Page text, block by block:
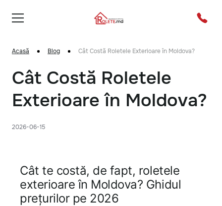
Acasă Blog Cât Costă Roletele Exterioare în Moldova?
Cât Costă Roletele
Exterioare în Moldova?
2026-06-15
Cât te costă, de fapt, roletele
exterioare în Moldova? Ghidul
prețurilor pe 2026